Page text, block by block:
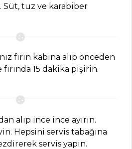
Süt, tuz ve karabiber
fırın kabına alıp önceden
fırında 15 dakika pişirin.
alıp ince ince ayırın.
Hepsini servis tabağına
servis yapın.